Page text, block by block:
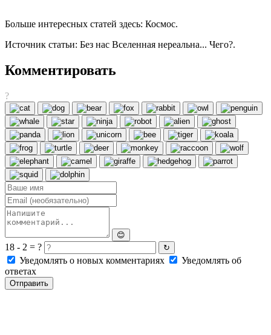
Больше интересных статей здесь: Космос.
Источник статьи: Без нас Вселенная нереальна... Чего?.
Комментировать
?
😊
18 - 2 = ? ↻
Уведомлять о новых комментариях
Уведомлять об
ответах
Отправить